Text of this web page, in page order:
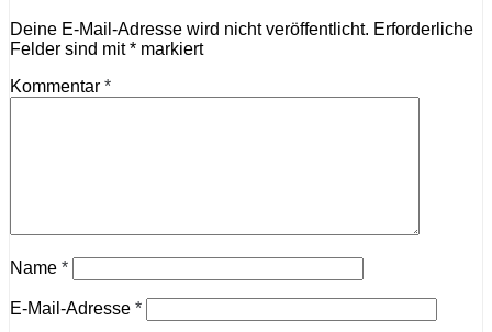
Deine E-Mail-Adresse wird nicht veröffentlicht. Erforderliche
Felder sind mit* markiert
Kommentar *
Name *
E-Mail-Adresse *